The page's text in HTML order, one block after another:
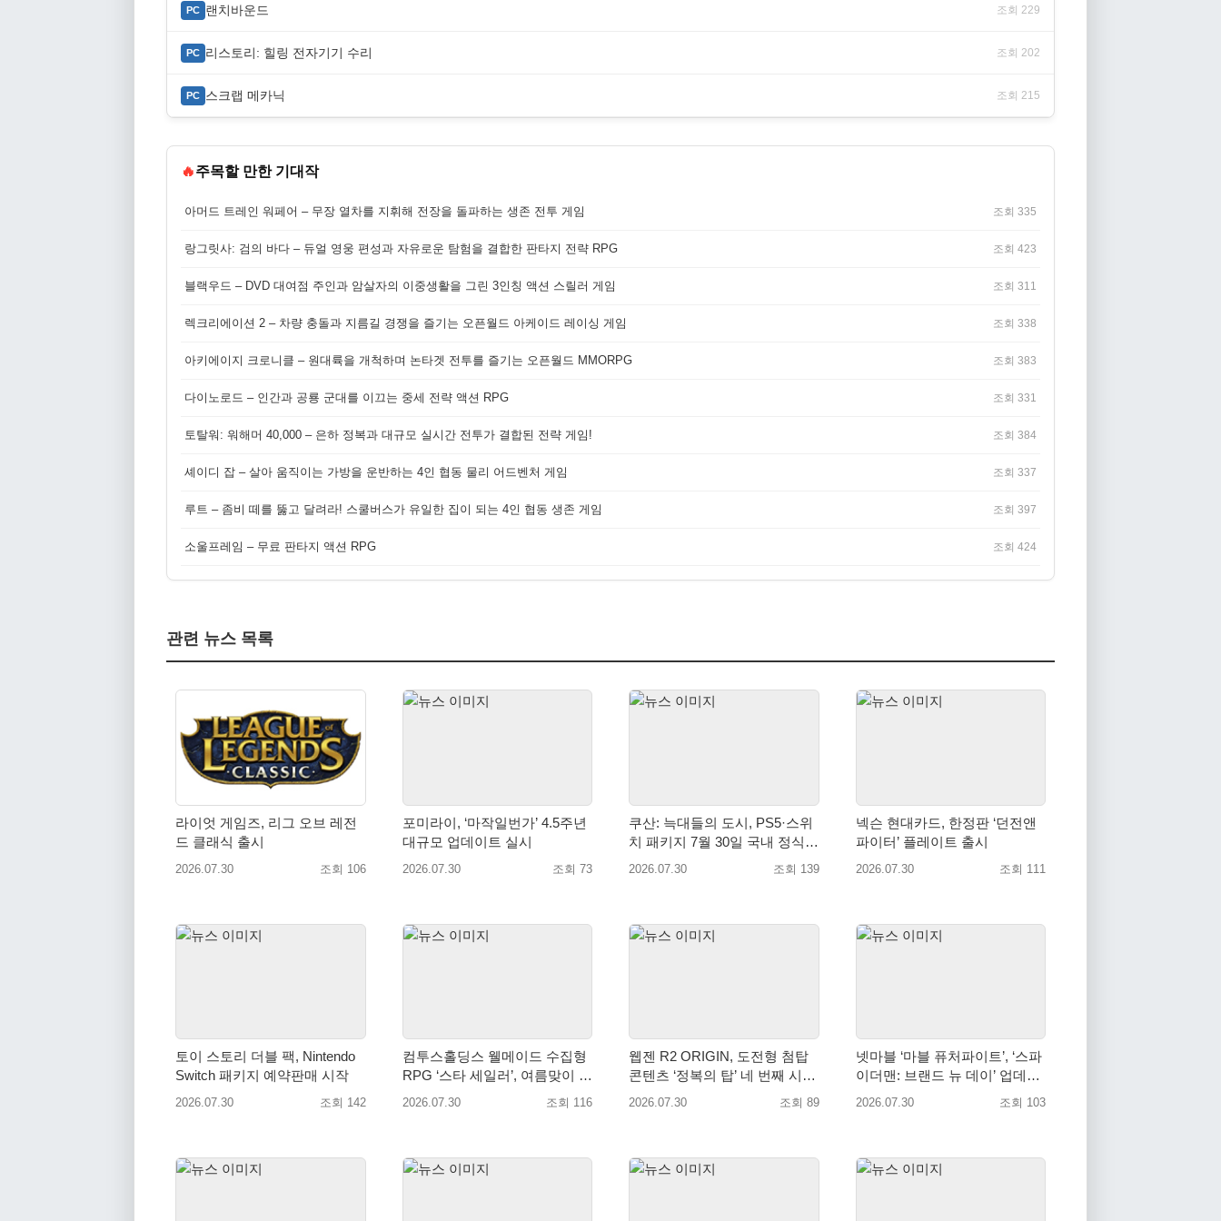
PC 랜치바운드 조회 229
PC 리스토리: 힐링 전자기기 수리 조회 202
PC 스크랩 메카닉 조회 215
🔥주목할 만한 기대작
아머드 트레인 워페어 – 무장 열차를 지휘해 전장을 돌파하는 생존 전투 게임 조회 335
랑그릿사: 검의 바다 – 듀얼 영웅 편성과 자유로운 탐험을 결합한 판타지 전략 RPG 조회 423
블랙우드 – DVD 대여점 주인과 암살자의 이중생활을 그린 3인칭 액션 스릴러 게임 조회 311
렉크리에이션 2 – 차량 충돌과 지름길 경쟁을 즐기는 오픈월드 아케이드 레이싱 게임 조회 338
아키에이지 크로니클 – 원대륙을 개척하며 논타겟 전투를 즐기는 오픈월드 MMORPG 조회 383
다이노로드 – 인간과 공룡 군대를 이끄는 중세 전략 액션 RPG 조회 331
토탈워: 워해머 40,000 – 은하 정복과 대규모 실시간 전투가 결합된 전략 게임! 조회 384
셰이디 잡 – 살아 움직이는 가방을 운반하는 4인 협동 물리 어드벤처 게임 조회 337
루트 – 좀비 떼를 뚫고 달려라! 스쿨버스가 유일한 집이 되는 4인 협동 생존 게임 조회 397
소울프레임 – 무료 판타지 액션 RPG 조회 424
관련 뉴스 목록
라이엇 게임즈, 리그 오브 레전
드 클래식 출시
2026.07.30 조회 106
포미라이, ‘마작일번가’ 4.5주년
대규모 업데이트 실시
2026.07.30 조회 73
쿠산: 늑대들의 도시, PS5·스위
치 패키지 7월 30일 국내 정식
출시
2026.07.30 조회 139
넥슨 현대카드, 한정판 ‘던전앤
파이터’ 플레이트 출시
2026.07.30 조회 111
토이 스토리 더블 팩, Nintendo
Switch 패키지 예약판매 시작
2026.07.30 조회 142
컴투스홀딩스 웰메이드 수집형
RPG ‘스타 세일러’, 여름맞이 대
규모 업데이트
2026.07.30 조회 116
웹젠 R2 ORIGIN, 도전형 첨탑
콘텐츠 ‘정복의 탑’ 네 번째 시즌
개최
2026.07.30 조회 89
넷마블 ‘마블 퓨처파이트’, ‘스파
이더맨: 브랜드 뉴 데이’ 업데이
트…美 코믹콘 참가
2026.07.30 조회 103